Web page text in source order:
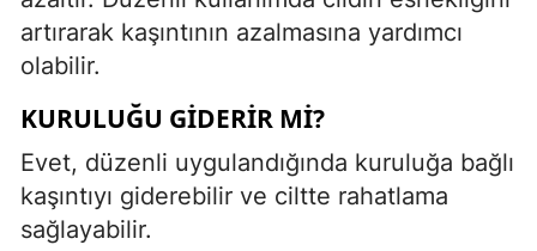
artırarak kaşıntının azalmasına yardımcı
olabilir.
KURULUĞU GIDERIR MI?
Evet, düzenli uygulandığında kuruluğa bağlı
kaşıntıyı giderebilir ve ciltte rahatlama
sağlayabilir.